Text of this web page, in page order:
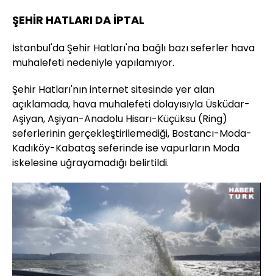
ŞEHİR HATLARI DA İPTAL
İstanbul'da Şehir Hatları'na bağlı bazı seferler hava
muhalefeti nedeniyle yapılamıyor.
Şehir Hatları'nın internet sitesinde yer alan
açıklamada, hava muhalefeti dolayısıyla Üsküdar-
Aşiyan, Aşiyan-Anadolu Hisarı-Küçüksu (Ring)
seferlerinin gerçekleştirilemediği, Bostancı-Moda-
Kadıköy-Kabataş seferinde ise vapurların Moda
iskelesine uğrayamadığı belirtildi.